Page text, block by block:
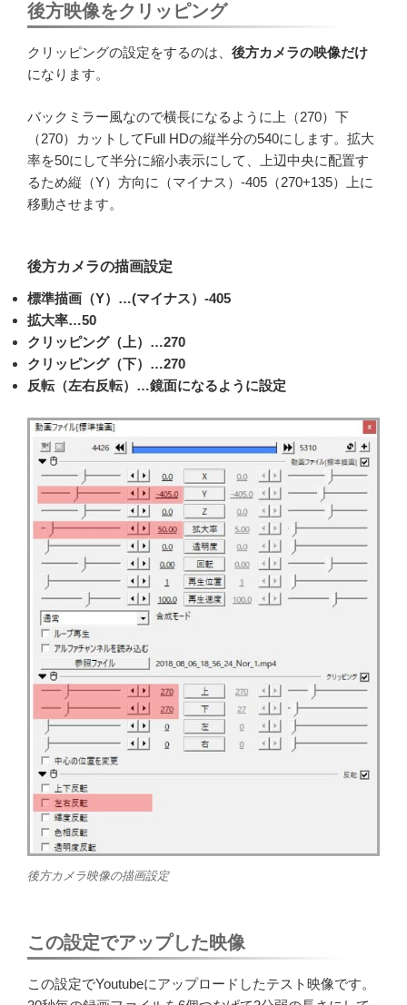
後方映像をクリッピング
クリッピングの設定をするのは、 後方カメラの映像だけ
になります。
バックミラー風なので横長になるように上（270）下
（270）カットしてFull HDの縦半分の540にします。拡大
率を50にして半分に縮小表示にして、上辺中央に配置す
るため縦（Y）方向に（マイナス）-405（270+135）上に
移動させます。
後方カメラの描画設定
標準描画（Y）…(マイナス）-405
拡大率…50
クリッピング（上）…270
クリッピング（下）…270
反転（左右反転）…鏡面になるように設定
後方カメラ映像の描画設定
この設定でアップした映像
この設定でYoutubeにアップロードしたテスト映像です。